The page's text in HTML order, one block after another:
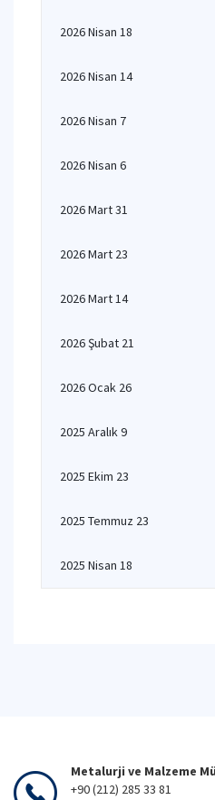
2026 Nisan 18
2026 Nisan 14
2026 Nisan 7
2026 Nisan 6
2026 Mart 31
2026 Mart 23
2026 Mart 14
2026 Şubat 21
2026 Ocak 26
2025 Aralık 9
2025 Ekim 23
2025 Temmuz 23
2025 Nisan 18
Metalurji ve Malzeme
+90 (212) 285 33 81